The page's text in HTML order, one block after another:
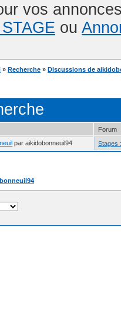
vos
ou
» Recherche » Discussions de
Forum
par aikidobonneuil94 Stages